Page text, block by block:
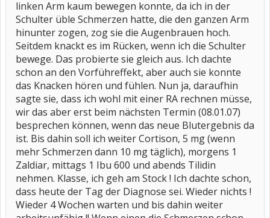
linken Arm kaum bewegen konnte, da ich in der
Schulter üble Schmerzen hatte, die den ganzen Arm
hinunter zogen, zog sie die Augenbrauen hoch.
Seitdem knackt es im Rücken, wenn ich die Schulter
bewege. Das probierte sie gleich aus. Ich dachte
schon an den Vorführeffekt, aber auch sie konnte
das Knacken hören und fühlen. Nun ja, daraufhin
sagte sie, dass ich wohl mit einer RA rechnen müsse,
wir das aber erst beim nächsten Termin (08.01.07)
besprechen können, wenn das neue Blutergebnis da
ist. Bis dahin soll ich weiter Cortison, 5 mg (wenn
mehr Schmerzen dann 10 mg täglich), morgens 1
Zaldiar, mittags 1 Ibu 600 und abends Tilidin
nehmen. Klasse, ich geh am Stock ! Ich dachte schon,
dass heute der Tag der Diagnose sei. Wieder nichts !
Wieder 4 Wochen warten und bis dahin weiter